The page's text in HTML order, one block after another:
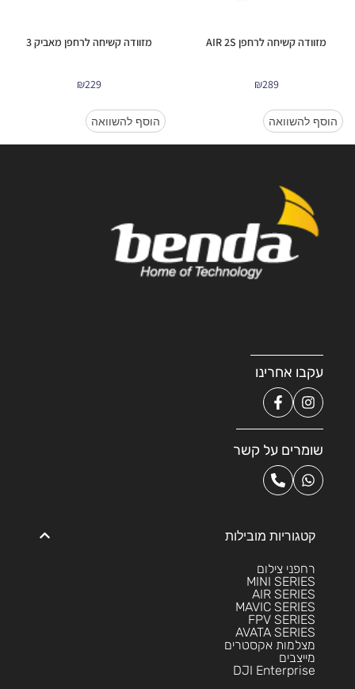
מזוודה קשיחה לרחפן AIR 2S
₪289
הוסף להשוואה
מזוודה קשיחה לרחפן מאביק 3
₪229
הוסף להשוואה
עקבו אחרינו
שומרים על קשר
קטגוריות מובילות
רחפני צילום
MINI SERIES
AIR SERIES
MAVIC SERIES
FPV SERIES
AVATA SERIES
מצלמות אקסטרים
מייצבים
DJI Enterprise